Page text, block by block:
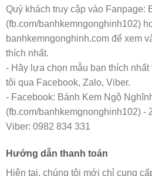
Quý khách truy cập vào Fanpage:
(fb.com/banhkemngonghinh102)
banhkemngonghinh.com để xem
thích nhất.
- Hãy lựa chọn mẫu bạn thích
tôi qua Facebook, Zalo, Viber.
- Facebook: Bánh Kem Ngộ
(fb.com/banhkemgnonghinh102) -
Viber: 0982 834 331
Hướng dẫn thanh toán
Hiện tại, chúng tôi mới chỉ cung